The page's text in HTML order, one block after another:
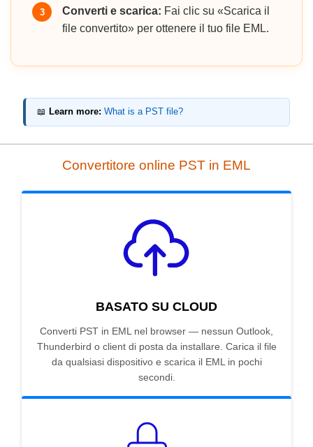
3 Converti e scarica: Fai clic su «Scarica il
file convertito» per ottenere il tuo file EML.
📖 Learn more: What is a PST file?
Convertitore online PST in EML
BASATO SU CLOUD
Converti PST in EML nel browser — nessun Outlook,
Thunderbird o client di posta da installare. Carica il file
da qualsiasi dispositivo e scarica il EML in pochi
secondi.